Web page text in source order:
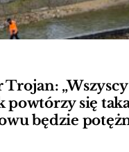
Trojan: „Wszyscy
powtórzy się
będzie